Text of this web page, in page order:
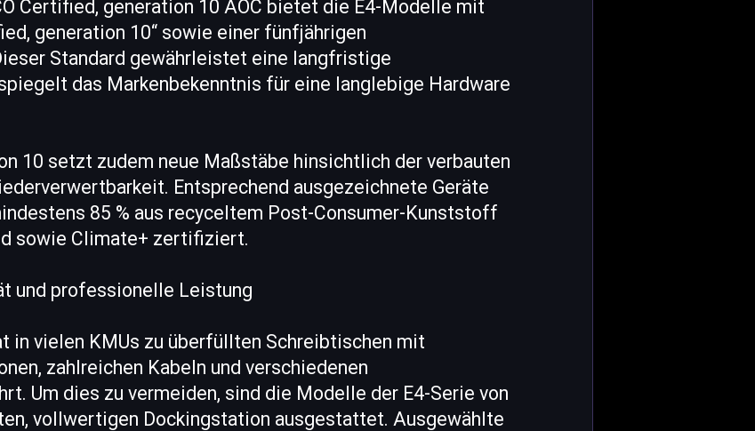
Certified, generation 10 AOC bietet die E4-Modelle mit
generation 10“ sowie einer fünfjährigen
Standard gewährleistet eine langfristige
das Markenbekenntnis für eine langlebige Hardware
10 setzt zudem neue Maßstäbe hinsichtlich der verbauten
Entsprechend ausgezeichnete Geräte
85 % aus recyceltem Post-Consumer-Kunststoff
sowie Climate+ zertifiziert.
und professionelle Leistung
in vielen KMUs zu überfüllten Schreibtischen mit
zahlreichen Kabeln und verschiedenen
Um dies zu vermeiden, sind die Modelle der E4-Serie von
vollwertigen Dockingstation ausgestattet. Ausgewählte